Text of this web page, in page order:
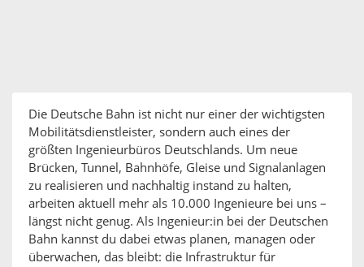
Die Deutsche Bahn ist nicht nur einer der wichtigsten
Mobilitätsdienstleister, sondern auch eines der
größten Ingenieurbüros Deutschlands. Um neue
Brücken, Tunnel, Bahnhöfe, Gleise und Signalanlagen
zu realisieren und nachhaltig instand zu halten,
arbeiten aktuell mehr als 10.000 Ingenieure bei uns –
längst nicht genug. Als Ingenieur:in bei der Deutschen
Bahn kannst du dabei etwas planen, managen oder
überwachen, das bleibt: die Infrastruktur für